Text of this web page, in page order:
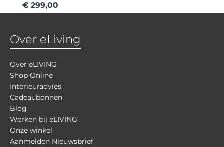
€ 299,00
Over eLiving
Over eLIVING
Shop Online
Interieuradvies
Cadeaubonnen
Blog
Werken bij eLIVING
Onze winkel
Aanmelden Nieuwsbrief